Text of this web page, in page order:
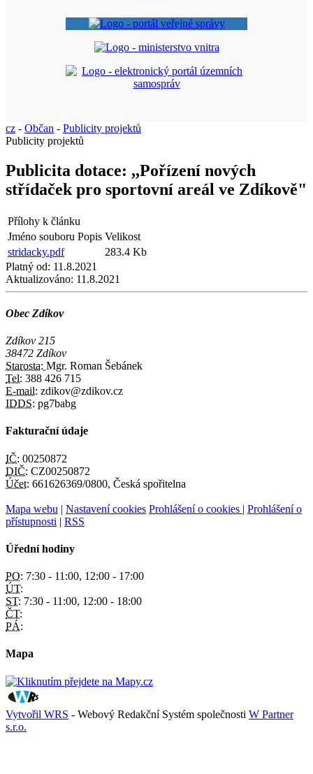
cz - Občan - Publicity projektů
Publicity projektů
Publicita dotace: ,,Pořízení nových
střídaček pro sportovní areál ve Zdíkově"
Přílohy k článku
Jméno souboru Popis Velikost
stridacky.pdf
283.4 Kb
Platný od: 11.8.2021
Aktualizováno: 11.8.2021
Obec Zdíkov
Zdíkov 215
38472 Zdíkov
Starosta: Mgr. Roman Šebánek
Tel: 388 426 715
E-mail: zdikov@zdikov.cz
IDDS: pg7babg
Fakturační údaje
IČ: 00250872
DIČ: CZ00250872
Účet: 661626369/0800, Česká spořitelna
Mapa webu | Nastavení cookies Prohlášení o cookies | Prohlášení o
přístupnosti | RSS
Úřední hodiny
PO: 7:30 - 11:00, 12:00 - 17:00
ÚT:
ST: 7:30 - 11:00, 12:00 - 18:00
ČT:
PÁ:
Mapa
Vytvořil WRS - Webový Redakční Systém společnosti W Partner
s.r.o.